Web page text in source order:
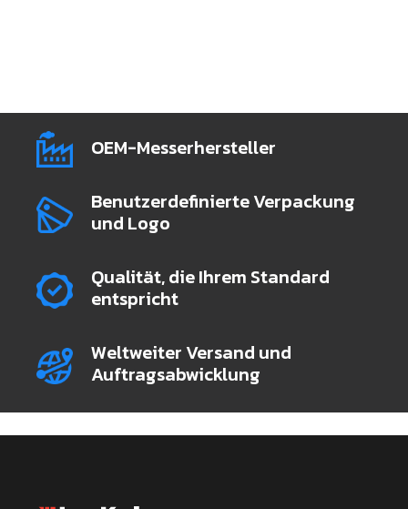
OEM-Messerhersteller
Benutzerdefinierte Verpackung
und Logo
Qualität, die Ihrem Standard
entspricht
Weltweiter Versand und
Auftragsabwicklung